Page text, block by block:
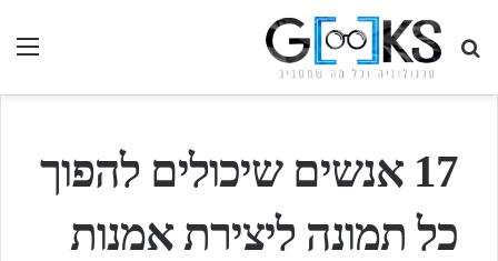
חיפוש
בגיקס...
17 אנשים שיכולים להפוך
כל תמונה ליצירת אמנות